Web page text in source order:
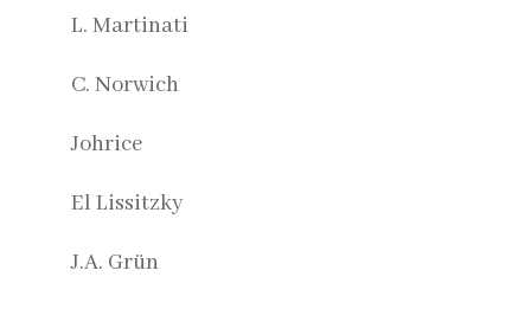
L. Martinati
C. Norwich
Johrice
El Lissitzky
J.A. Grün